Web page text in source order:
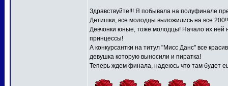
Здравствуйте!!! Я побывала на полуфинале
Детишки, все молодцы выложились на все
Девчонки юные, тоже молодцы! Начало их ней
принцессы!
А конкурсантки на титул "Мисс Данс" все
девушка которую выносили и пиратка!
Теперь ждем финала, надеюсь что там будет